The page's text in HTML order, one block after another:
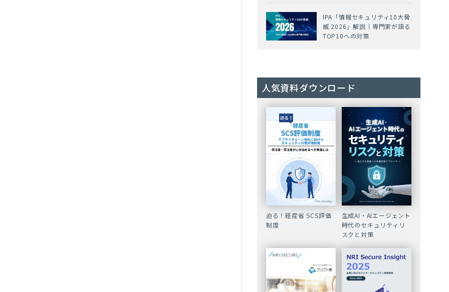
IPA「情報セキュリティ10大脅
威 2026」解説｜専門家が語る
TOP10への対策
人気資料ダウンロード
迫る！経産省 SCS評価
制度
生成AI・AIエージェント
時代のセキュリティリ
スクと対策